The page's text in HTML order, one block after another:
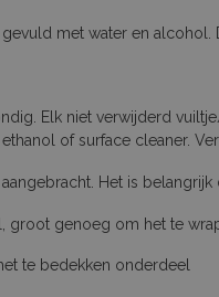
met water en alcohol.
Elk niet verwijderd
of surface cleaner.
Het is
groot genoeg om het te
te bedekken onderdeel